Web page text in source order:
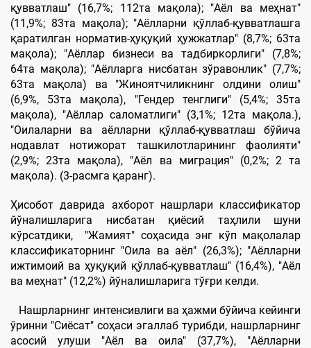
қувватлаш" (16,7%; 112та мақола); "Aёл ва меҳнат"
(11,9%; 83та мақола); "Aёлларни қўллаб-қувватлашга
қаратилган норматив-ҳуқуқий ҳужжатлар" (8,7%; 63та
мақола); "Aёллар бизнеси ва тадбиркорлиги" (7,8%;
64та мақола); "Aёлларга нисбатан зўравонлик" (7,7%;
63та мақола) ва "Жиноятчиликнинг олдини олиш"
(6,9%, 53та мақола), "Гендер тенглиги" (5,4%; 35та
мақола), "Aёллар саломатлиги" (3,1%; 12та мақола.),
"Оилаларни ва аёлларни қўллаб-қувватлаш бўйича
нодавлат нотижорат ташкилотларининг фаолияти"
(2,9%; 23та мақола), "Aёл ва миграция" (0,2%; 2 та
мақола). (3-расмга қаранг).
Ҳисобот даврида ахборот нашрлари классификатор
йўналишларига нисбатан қиёсий таҳлили шуни
кўрсатдики, "Жамият" соҳасида энг кўп мақолалар
классификаторнинг "Оила ва аёл" (26,3%); "Aёлларни
ижтимоий ва ҳуқуқий қўллаб-қувватлаш" (16,4%), "Aёл
ва меҳнат" (12,2%) йўналишларига тўғри келди.
Нашрларнинг интенсивлиги ва ҳажми бўйича кейинги
ўринни "Сиёсат" соҳаси эгаллаб турибди, нашрларнинг
асосий улуши "Aёл ва оила" (37,7%), "Aёлларни